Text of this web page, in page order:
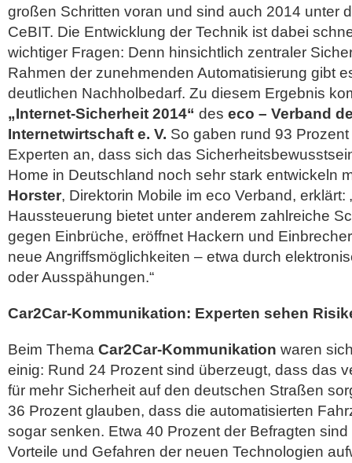
großen Schritten voran und sind auch 2014 unter
CeBIT. Die Entwicklung der Technik ist dabei
wichtiger Fragen: Denn hinsichtlich zentraler
Rahmen der zunehmenden Automatisierung gibt
deutlichen Nachholbedarf. Zu diesem Ergebnis
„Internet-Sicherheit 2014“ des eco – Verband
Internetwirtschaft e. V. So gaben rund 93
Experten an, dass sich das
Home in Deutschland noch sehr stark entwickeln
Horster, Direktorin Mobile im eco Verband, erklärt:
Haussteuerung bietet unter anderem zahlreiche
gegen Einbrüche, eröffnet Hackern und
neue Angriffsmöglichkeiten – etwa durch
oder Ausspähungen.“
Car2Car-Kommunikation: Experten sehen
Beim Thema Car2Car-Kommunikation waren
einig: Rund 24 Prozent sind überzeugt, dass das
für mehr Sicherheit auf den deutschen Straßen
36 Prozent glauben, dass die automatisierten
sogar senken. Etwa 40 Prozent der Befragten
Vorteile und Gefahren der neuen Technologien